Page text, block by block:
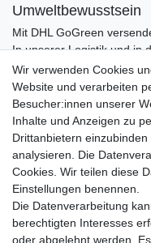
Umweltbewusstsein
Mit DHL GoGreen
In unserer Logistik und in
immer es möglich ist, auf
Plastik.
Wir verwenden Cookies
Website und verarbeiten
Besucher:innen unserer
Inhalte und Anzeigen zu
Drittanbietern
analysieren. Die
Cookies. Wir teilen diese
Einstellungen benennen.
Die Datenverarbeitung
berechtigten Interesses
oder abgelehnt werden.